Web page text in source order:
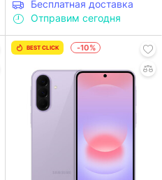
Бесплатная доставка
Отправим сегодня
BEST CLICK -10%